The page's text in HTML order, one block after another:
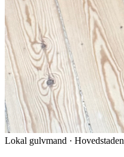
Lokal gulvmand · Hovedstaden